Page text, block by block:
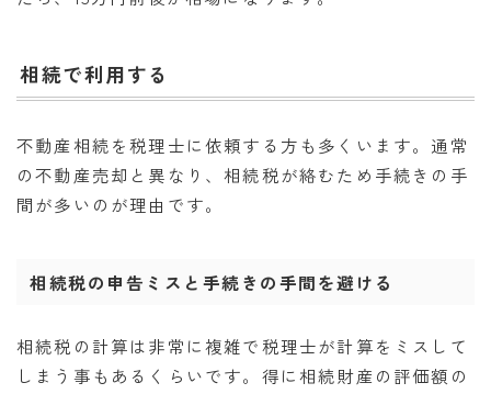
相続で利用する
不動産相続を税理士に依頼する方も多くいます。通常
の不動産売却と異なり、相続税が絡むため手続きの手
間が多いのが理由です。
相続税の申告ミスと手続きの手間を避ける
相続税の計算は非常に複雑で税理士が計算をミスして
しまう事もあるくらいです。得に相続財産の評価額の